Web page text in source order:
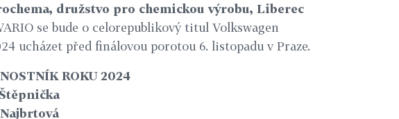
družstvo pro chemickou výrobu, Liberec
se bude o celorepublikový titul Volkswagen
ucházet před finálovou porotou 6. listopadu v Praze.
ROKU 2024